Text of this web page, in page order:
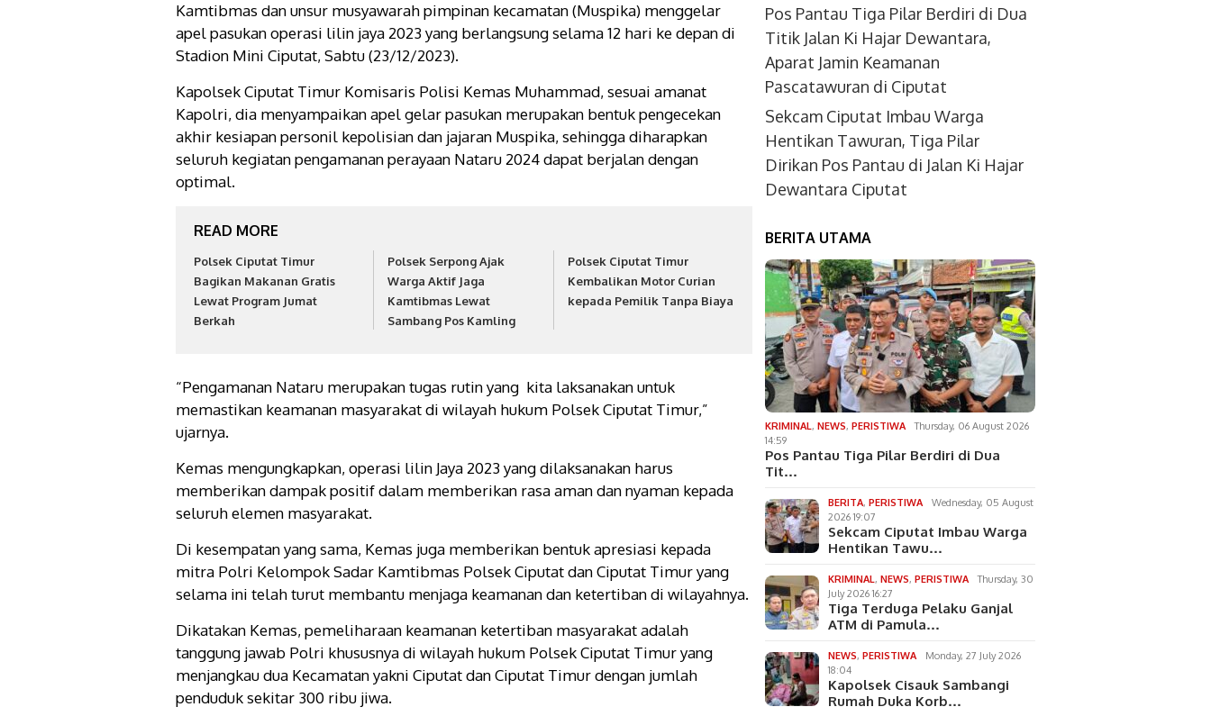
Kamtibmas dan unsur musyawarah pimpinan kecamatan (Muspika) menggelar
apel pasukan operasi lilin jaya 2023 yang berlangsung selama 12 hari ke depan di
Stadion Mini Ciputat, Sabtu (23/12/2023).
Kapolsek Ciputat Timur Komisaris Polisi Kemas Muhammad, sesuai amanat
Kapolri, dia menyampaikan apel gelar pasukan merupakan bentuk pengecekan
akhir kesiapan personil kepolisian dan jajaran Muspika, sehingga diharapkan
seluruh kegiatan pengamanan perayaan Nataru 2024 dapat berjalan dengan
optimal.
READ MORE
Polsek Ciputat Timur
Bagikan Makanan Gratis
Lewat Program Jumat
Berkah
Polsek Serpong Ajak
Warga Aktif Jaga
Kamtibmas Lewat
Sambang Pos Kamling
Polsek Ciputat Timur
Kembalikan Motor Curian
kepada Pemilik Tanpa Biaya
“Pengamanan Nataru merupakan tugas rutin yang kita laksanakan untuk
memastikan keamanan masyarakat di wilayah hukum Polsek Ciputat Timur,”
ujarnya.
Kemas mengungkapkan, operasi lilin Jaya 2023 yang dilaksanakan harus
memberikan dampak positif dalam memberikan rasa aman dan nyaman kepada
seluruh elemen masyarakat.
Di kesempatan yang sama, Kemas juga memberikan bentuk apresiasi kepada
mitra Polri Kelompok Sadar Kamtibmas Polsek Ciputat dan Ciputat Timur yang
selama ini telah turut membantu menjaga keamanan dan ketertiban di wilayahnya.
Dikatakan Kemas, pemeliharaan keamanan ketertiban masyarakat adalah
tanggung jawab Polri khususnya di wilayah hukum Polsek Ciputat Timur yang
menjangkau dua Kecamatan yakni Ciputat dan Ciputat Timur dengan jumlah
penduduk sekitar 300 ribu jiwa.
Pos Pantau Tiga Pilar Berdiri di Dua
Titik Jalan Ki Hajar Dewantara,
Aparat Jamin Keamanan
Pascatawuran di Ciputat
Sekcam Ciputat Imbau Warga
Hentikan Tawuran, Tiga Pilar
Dirikan Pos Pantau di Jalan Ki Hajar
Dewantara Ciputat
BERITA UTAMA
KRIMINAL,NEWS,PERISTIWA
Thursday, 06 August 2026
14:59
Pos Pantau Tiga Pilar Berdiri di Dua
Tit…
BERITA,PERISTIWA
Wednesday, 05 August
2026 19:07
Sekcam Ciputat Imbau Warga
Hentikan Tawu…
KRIMINAL,NEWS,PERISTIWA
Thursday, 30
July 2026 16:27
Tiga Terduga Pelaku Ganjal
ATM di Pamula…
NEWS,PERISTIWA
Monday, 27 July 2026
18:04
Kapolsek Cisauk Sambangi
Rumah Duka Korb…